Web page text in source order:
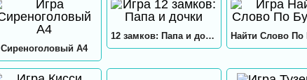
Сиреноголовый А4
12 замков: Папа и дочки